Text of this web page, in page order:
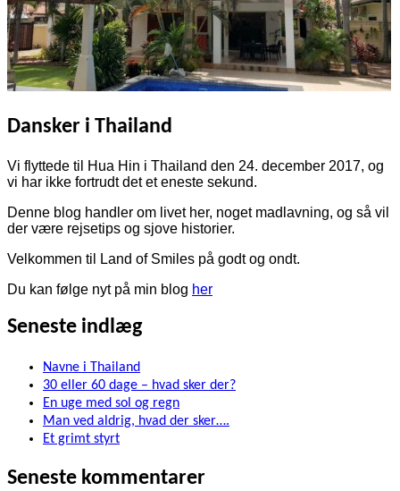
Dansker i Thailand
Vi flyttede til Hua Hin i Thailand den 24. december 2017, og
vi har ikke fortrudt det et eneste sekund.
Denne blog handler om livet her, noget madlavning, og så vil
der være rejsetips og sjove historier.
Velkommen til Land of Smiles på godt og ondt.
Du kan følge nyt på min blog her
Seneste indlæg
Navne i Thailand
30 eller 60 dage – hvad sker der?
En uge med sol og regn
Man ved aldrig, hvad der sker….
Et grimt styrt
Seneste kommentarer